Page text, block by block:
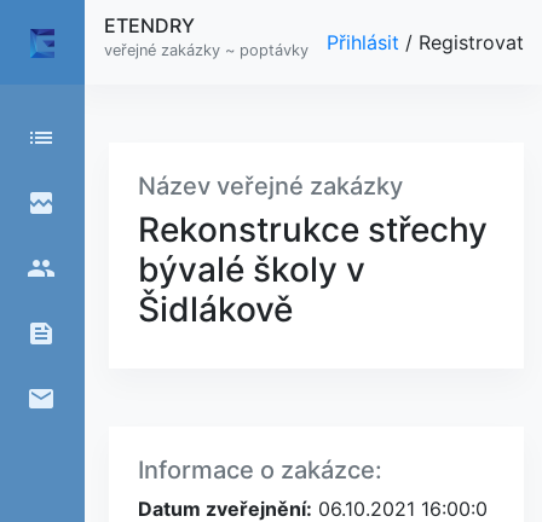
list
broken_image
people
feed
email
ETENDRY
veřejné zakázky ~ poptávky Přihlásit / Registrovat
Název veřejné zakázky
Rekonstrukce střechy
bývalé školy v
Šidlákově
Informace o zakázce:
Datum zveřejnění: 06.10.2021 16:00:0